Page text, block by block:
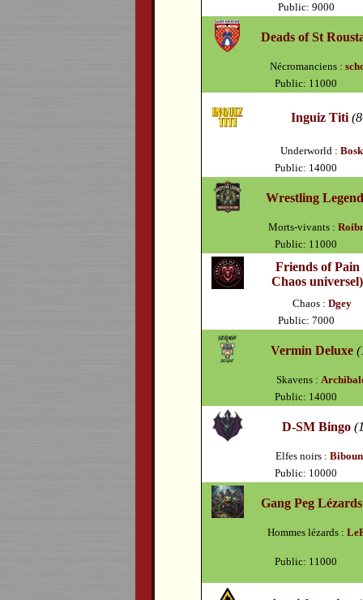
Public: 9000
Deads of St
Nécromanciens :
Public: 11000
Inguiz Titi
Underworld :Bosk
Public: 14000
Wrestling
Morts-vivants :
Public: 11000
Friends of Pain
Chaos universel)
Chaos : Dgey
Public: 7000
Vermin Deluxe
Skavens :
Public: 14000
D-SM Bingo
Elfes noirs :
Public: 10000
Gang Peg Lézards
Hommes lézards :
Public: 11000